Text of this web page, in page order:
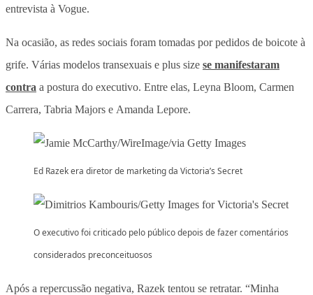
entrevista à Vogue.
Na ocasião, as redes sociais foram tomadas por pedidos de boicote à
grife. Várias modelos transexuais e plus size se manifestaram
contra a postura do executivo. Entre elas, Leyna Bloom, Carmen
Carrera, Tabria Majors e Amanda Lepore.
Ed Razek era diretor de marketing da Victoria’s Secret
O executivo foi criticado pelo público depois de fazer comentários
considerados preconceituosos
Após a repercussão negativa, Razek tentou se retratar. “Minha